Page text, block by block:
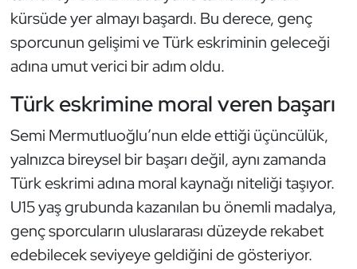
kürsüde yer almayı başardı. Bu derece, genç
sporcunun gelişimi ve Türk eskriminin geleceği
adına umut verici bir adım oldu.
Türk eskrimine moral veren başarı
Semi Mermutluoğlu’nun elde ettiği üçüncülük,
yalnızca bireysel bir başarı değil, aynı zamanda
Türk eskrimi adına moral kaynağı niteliği taşıyor.
U15 yaş grubunda kazanılan bu önemli madalya,
genç sporcuların uluslararası düzeyde rekabet
edebilecek seviyeye geldiğini de gösteriyor.
Kürek
Masa Tenisi
Motor Sporları
Muay Thai
Okçuluk
Optimist